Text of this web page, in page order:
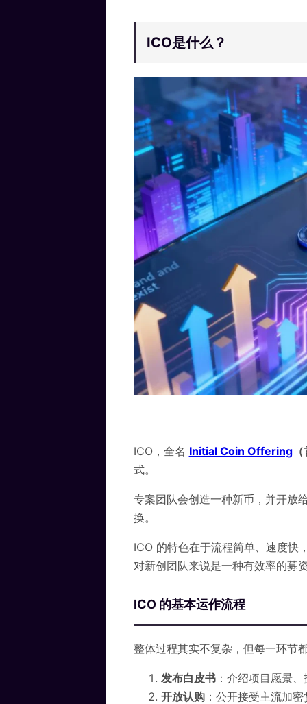
ICO是什么？
ICO，全名 Initial Coin Offering（
式。
专案团队会创造一种新币，并开放
换。
ICO 的特色在于流程简单、速度快
对新创团队来说是一种有效率的募
ICO 的基本运作流程
整体过程其实不复杂，但每一环节
发布白皮书：介绍项目愿景
开放认购：公开接受主流加